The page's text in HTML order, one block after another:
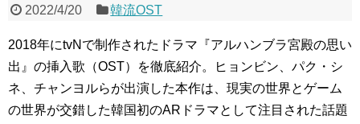
2022/4/20 韓流OST
2018年にtvNで制作されたドラマ『アルハンブラ宮殿の思い
出』の挿入歌（OST）を徹底紹介。ヒョンビン、パク・シ
ネ、チャンヨルらが出演した本作は、現実の世界とゲーム
の世界が交錯した韓国初のARドラマとして注目された話題